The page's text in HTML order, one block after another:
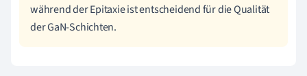
während der Epitaxie ist entscheidend für die Qualität
der GaN-Schichten.